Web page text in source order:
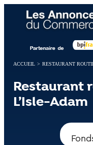
ACCUEIL > RESTAURANT
Restaurant
L’Isle-Adam
Panneau de gestion des